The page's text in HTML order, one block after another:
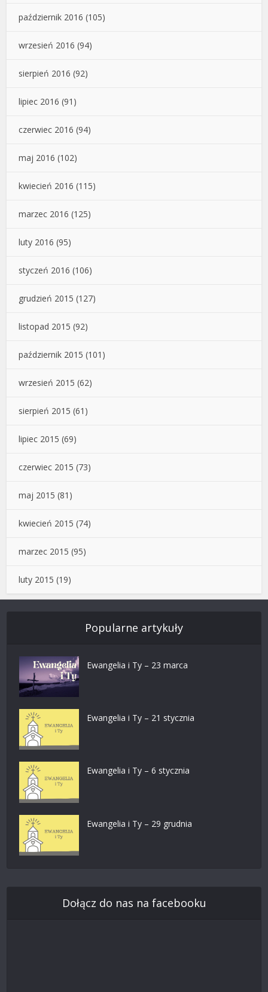
październik 2016 (105)
wrzesień 2016 (94)
sierpień 2016 (92)
lipiec 2016 (91)
czerwiec 2016 (94)
maj 2016 (102)
kwiecień 2016 (115)
marzec 2016 (125)
luty 2016 (95)
styczeń 2016 (106)
grudzień 2015 (127)
listopad 2015 (92)
październik 2015 (101)
wrzesień 2015 (62)
sierpień 2015 (61)
lipiec 2015 (69)
czerwiec 2015 (73)
maj 2015 (81)
kwiecień 2015 (74)
marzec 2015 (95)
luty 2015 (19)
Popularne artykuły
Ewangelia i Ty – 23 marca
Ewangelia i Ty – 21 stycznia
Ewangelia i Ty – 6 stycznia
Ewangelia i Ty – 29 grudnia
Dołącz do nas na facebooku